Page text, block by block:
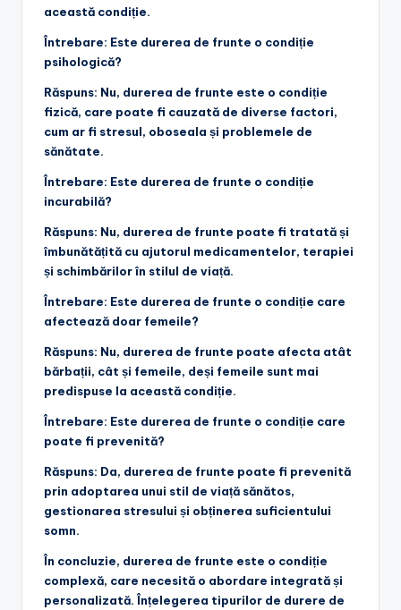
această condiție.
Întrebare: Este durerea de frunte o condiție
psihologică?
Răspuns: Nu, durerea de frunte este o condiție
fizică, care poate fi cauzată de diverse factori,
cum ar fi stresul, oboseala și problemele de
sănătate.
Întrebare: Este durerea de frunte o condiție
incurabilă?
Răspuns: Nu, durerea de frunte poate fi tratată și
îmbunătățită cu ajutorul medicamentelor, terapiei
și schimbărilor în stilul de viață.
Întrebare: Este durerea de frunte o condiție care
afectează doar femeile?
Răspuns: Nu, durerea de frunte poate afecta atât
bărbații, cât și femeile, deși femeile sunt mai
predispuse la această condiție.
Întrebare: Este durerea de frunte o condiție care
poate fi prevenită?
Răspuns: Da, durerea de frunte poate fi prevenită
prin adoptarea unui stil de viață sănătos,
gestionarea stresului și obținerea suficientului
somn.
În concluzie, durerea de frunte este o condiție
complexă, care necesită o abordare integrată și
personalizată. Înțelegerea tipurilor de durere de